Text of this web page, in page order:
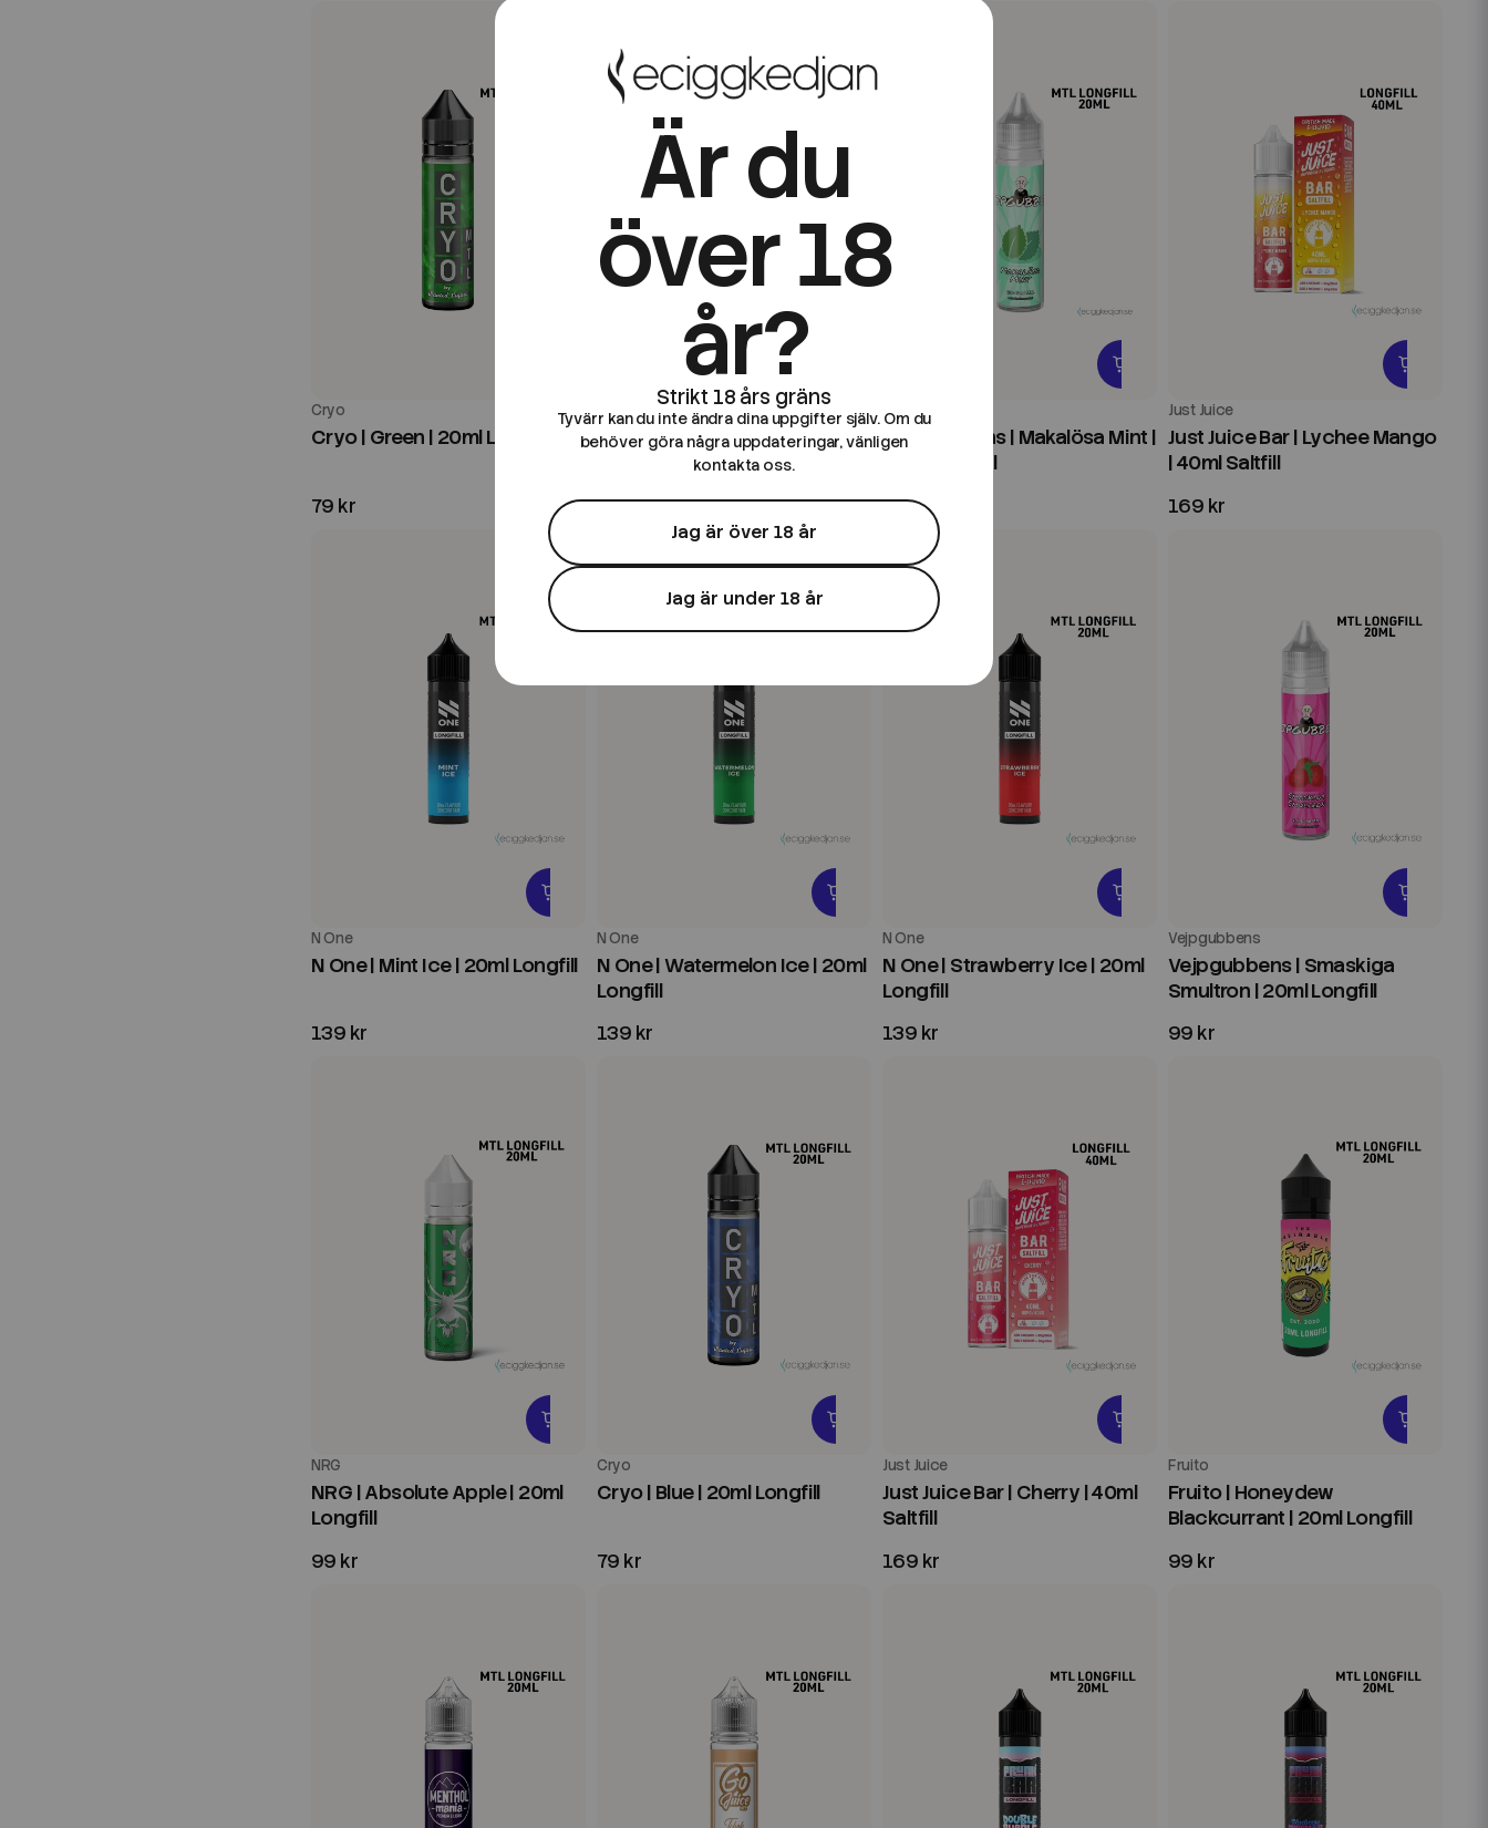
Cryo
Cryo | Green | 20ml Longfill
79 kr
Original
Original | Extra Mint | 20ml
79 kr
Vejpgubbens
Vejpgubbens | Makalösa Mint |
20ml Longfill
99 kr
Just Juice
Just Juice Bar | Lychee Mango
| 40ml Saltfill
169 kr
N One
N One | Mint Ice | 20ml Longfill
139 kr
N One
N One | Watermelon Ice | 20ml
Longfill
139 kr
N One
N One | Strawberry Ice | 20ml
Longfill
139 kr
Vejpgubbens
Vejpgubbens | Smaskiga
Smultron | 20ml Longfill
99 kr
NRG
NRG | Absolute Apple | 20ml
Longfill
99 kr
Cryo
Cryo | Blue | 20ml Longfill
79 kr
Just Juice
Just Juice Bar | Cherry | 40ml
Saltfill
169 kr
Fruito
Fruito | Honeydew
Blackcurrant | 20ml Longfill
99 kr
Är du
över 18
år?
Tyvärr kan du inte ändra dina uppgifter själv. Om du
behöver göra några uppdateringar, vänligen
kontakta oss.
Jag är över 18 år
Jag är under 18 år